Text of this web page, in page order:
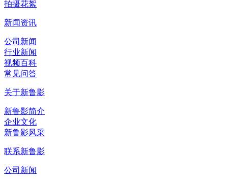
拍摄花絮
新闻资讯
公司新闻
行业新闻
视频百科
常见问答
关于新鲁影
新鲁影简介
企业文化
新鲁影风采
联系新鲁影
公司新闻